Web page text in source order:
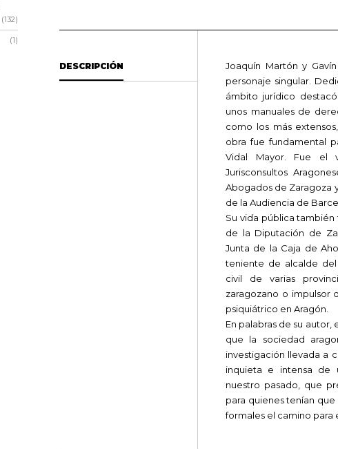
DESCRIPCIÓN
Joaquín Martón y
personaje singular.
ámbito jurídico
unos manuales de
como los más
obra fue fundamental
Vidal Mayor. Fue el
Jurisconsultos
Abogados de Zaragoza
de la Audiencia de
Su vida pública
de la Diputación de
Junta de la Caja de
teniente de alcalde
civil de varias
zaragozano o impulsor
psiquiátrico en Aragón.
En palabras de su
que la sociedad
investigación llevada a
inquieta e intensa de
nuestro pasado, que
para quienes tenían
formales el camino para
(132)
(1)